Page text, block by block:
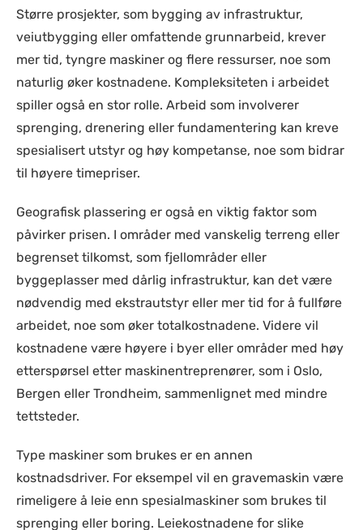
Større prosjekter, som bygging av infrastruktur,
veiutbygging eller omfattende grunnarbeid, krever
mer tid, tyngre maskiner og flere ressurser, noe som
naturlig øker kostnadene. Kompleksiteten i arbeidet
spiller også en stor rolle. Arbeid som involverer
sprenging, drenering eller fundamentering kan kreve
spesialisert utstyr og høy kompetanse, noe som bidrar
til høyere timepriser.
Geografisk plassering er også en viktig faktor som
påvirker prisen. I områder med vanskelig terreng eller
begrenset tilkomst, som fjellområder eller
byggeplasser med dårlig infrastruktur, kan det være
nødvendig med ekstrautstyr eller mer tid for å fullføre
arbeidet, noe som øker totalkostnadene. Videre vil
kostnadene være høyere i byer eller områder med høy
etterspørsel etter maskinentreprenører, som i Oslo,
Bergen eller Trondheim, sammenlignet med mindre
tettsteder.
Type maskiner som brukes er en annen
kostnadsdriver. For eksempel vil en gravemaskin være
rimeligere å leie enn spesialmaskiner som brukes til
sprenging eller boring. Leiekostnadene for slike